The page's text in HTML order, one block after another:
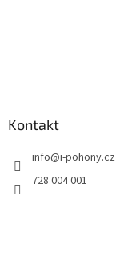
Kontakt
info@i-pohony.cz
728 004 001